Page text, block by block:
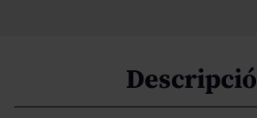
Descripció